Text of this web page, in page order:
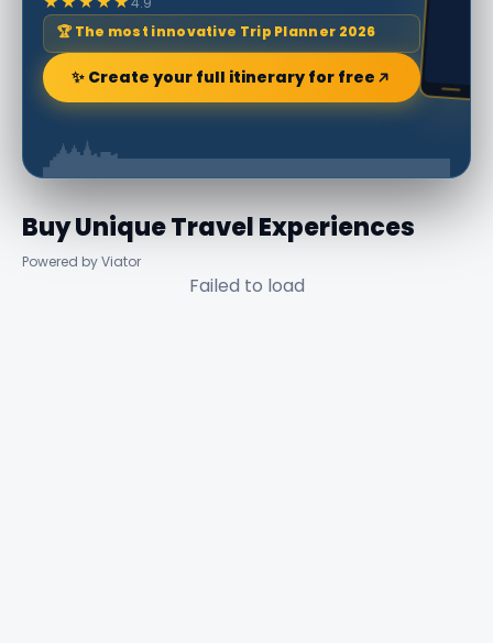
🏆 The most innovative Trip Planner 2026
✨ Create your full itinerary for free
Buy Unique Travel Experiences
Powered by Viator
Failed to load